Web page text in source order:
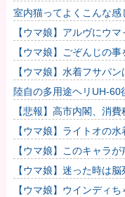
室内猫ってよくこんな感
【ウマ娘】アルヴにウマ
【ウマ娘】ごぞんじの
【ウマ娘】水着フサパ
く
陸自の多用途ヘリUH-60
に？！
【悲報】高市内閣、消
割割れ
【ウマ娘】ライトオの
て多分これ。
【ウマ娘】このキャラ
←「スズカさんみたいな
【ウマ娘】迷った時は
【ウマ娘】ウインディ